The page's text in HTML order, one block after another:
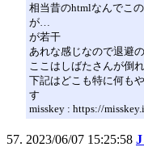
相当昔のhtmlなんでこ
が…
が若干
あれな感じなので退避
ここはしばたさんが倒
下記はどこも特に何も
す
misskey : https://
2023/06/07 15:25:58